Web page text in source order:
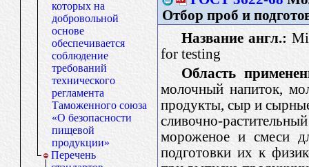
которых на
добровольной
основе
обеспечивается
соблюдение
требований
технического
регламента
Таможенного союза
«О безопасности
пищевой
продукции»
Перечень
Отбор проб и
Название англ.:
for testing
Область
молочный напиток,
продукты, сыр и
сливочно-
мороженое и смеси
подготовки их к